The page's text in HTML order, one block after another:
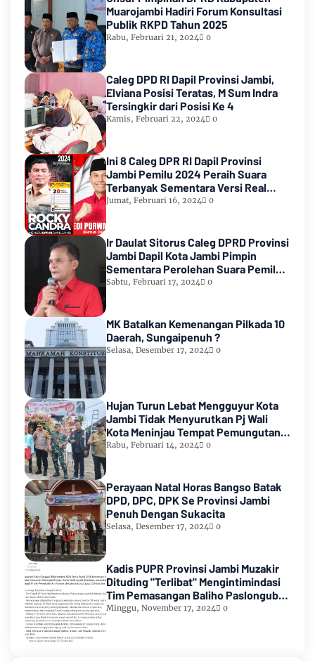
Muarojambi Hadiri Forum Konsultasi
Publik RKPD Tahun 2025
Rabu, Februari 21, 2024 0
Caleg DPD RI Dapil Provinsi Jambi,
Elviana Posisi Teratas, M Sum Indra
Tersingkir dari Posisi Ke 4
Kamis, Februari 22, 2024 0
Ini 8 Caleg DPR RI Dapil Provinsi
Jambi Pemilu 2024 Peraih Suara
Terbanyak Sementara Versi Real
Count KPU RI
Jumat, Februari 16, 2024 0
Ir Daulat Sitorus Caleg DPRD Provinsi
Jambi Dapil Kota Jambi Pimpin
Sementara Perolehan Suara Pemilu
2024
Sabtu, Februari 17, 2024 0
MK Batalkan Kemenangan Pilkada 10
Daerah, Sungaipenuh ?
Selasa, Desember 17, 2024 0
Hujan Turun Lebat Mengguyur Kota
Jambi Tidak Menyurutkan Pj Wali
Kota Meninjau Tempat Pemungutan
Suara Pemilu 2024
Rabu, Februari 14, 2024 0
Perayaan Natal Horas Bangso Batak
DPD, DPC, DPK Se Provinsi Jambi
Penuh Dengan Sukacita
Selasa, Desember 17, 2024 0
Kadis PUPR Provinsi Jambi Muzakir
Dituding "Terlibat" Mengintimindasi
Tim Pemasangan Baliho Paslongub
Romi-Sudirman
Minggu, November 17, 2024 0